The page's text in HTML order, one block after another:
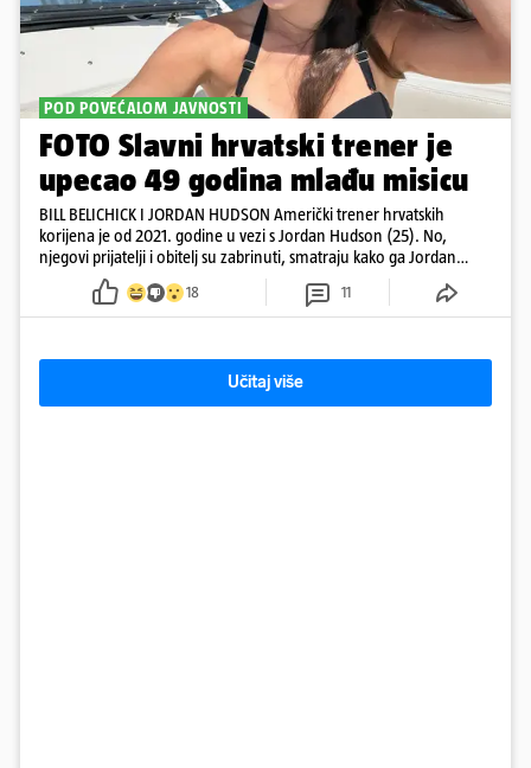
POD POVEĆALOM JAVNOSTI
FOTO Slavni hrvatski trener je
upecao 49 godina mlađu misicu
BILL BELICHICK I JORDAN HUDSON Američki trener hrvatskih
korijena je od 2021. godine u vezi s Jordan Hudson (25). No,
njegovi prijatelji i obitelj su zabrinuti, smatraju kako ga Jordan
kontrolira
18 11
Učitaj više